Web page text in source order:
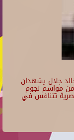
جلال يشهدان
من مواسم نجوم
المصرية تتنافس في